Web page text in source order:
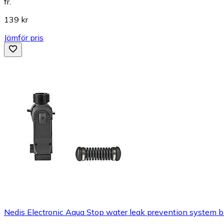
139 kr
Jämför pris
Nedis Electronic Aqua Stop water leak prevention system